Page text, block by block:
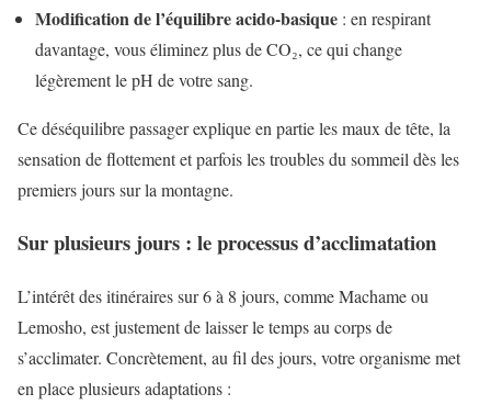
Modification de l’équilibre acido-basique : en respirant
davantage, vous éliminez plus de CO₂, ce qui change
légèrement le pH de votre sang.
Ce déséquilibre passager explique en partie les maux de tête, la
sensation de flottement et parfois les troubles du sommeil dès les
premiers jours sur la montagne.
Sur plusieurs jours : le processus d’acclimatation
L’intérêt des itinéraires sur 6 à 8 jours, comme Machame ou
Lemosho, est justement de laisser le temps au corps de
s’acclimater. Concrètement, au fil des jours, votre organisme met
en place plusieurs adaptations :